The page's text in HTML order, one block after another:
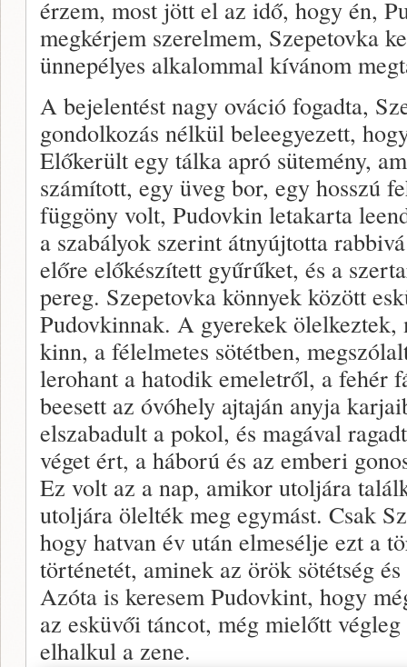
érzem, most jött el az idő, hogy én,
megkérjem szerelmem, Szepetovka
ünnepélyes alkalommal kívánom
A bejelentést nagy ováció fogadta,
gondolkozás nélkül beleegyezett,
Előkerült egy tálka apró sütemény,
számított, egy üveg bor, egy hosszú
függöny volt, Pudovkin letakarta
a szabályok szerint átnyújtotta
előre előkészített gyűrűket, és a
pereg. Szepetovka könnyek között
Pudovkinnak. A gyerekek ölelkeztek,
kinn, a félelmetes sötétben,
lerohant a hatodik emeletről, a fehér
beesett az óvóhely ajtaján anyja
elszabadult a pokol, és magával
véget ért, a háború és az emberi
Ez volt az a nap, amikor utoljára
utoljára ölelték meg egymást. Csak
hogy hatvan év után elmesélje ezt a
történetét, aminek az örök sötétség
Azóta is keresem Pudovkint, hogy
az esküvői táncot, még mielőtt
elhalkul a zene.